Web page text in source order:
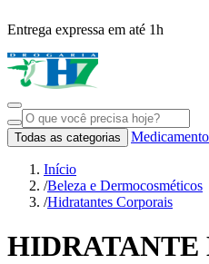
Entrega expressa em até 1h
Todas as categorias
Início
/Beleza e Dermocosméticos
/Hidratantes Corporais
HIDRATANTE